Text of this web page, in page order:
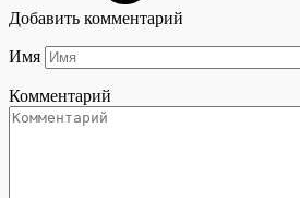
Добавить комментарий
Имя
Комментарий